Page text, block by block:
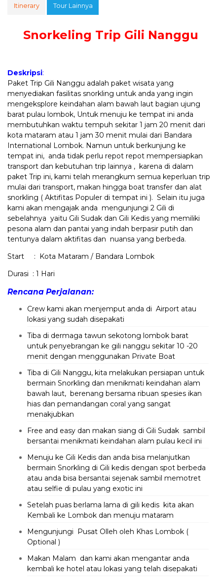
Itinerary Tour Lainnya
Snorkeling Trip Gili Nanggu
Deskripsi:
Paket Trip Gili Nanggu adalah paket wisata yang
menyediakan fasilitas snorkling untuk anda yang ingin
mengeksplore keindahan alam bawah laut bagian ujung
barat pulau lombok, Untuk menuju ke tempat ini anda
membutuhkan waktu tempuh sekitar 1 jam 20 menit dari
kota mataram atau 1 jam 30 menit mulai dari Bandara
International Lombok. Namun untuk berkunjung ke
tempat ini, anda tidak perlu repot repot mempersiapkan
transport dan kebutuhan trip lainnya , karena di dalam
paket Trip ini, kami telah merangkum semua keperluan trip
mulai dari transport, makan hingga boat transfer dan alat
snorkling ( Aktifitas Populer di tempat ini ). Selain itu juga
kami akan mengajak anda mengunjungi 2 Gili di
sebelahnya yaitu Gili Sudak dan Gili Kedis yang memiliki
pesona alam dan pantai yang indah berpasir putih dan
tentunya dalam aktifitas dan nuansa yang berbeda.
Start : Kota Mataram / Bandara Lombok
Durasi : 1 Hari
Rencana Perjalanan:
Crew kami akan menjemput anda di Airport atau
lokasi yang sudah disepakati
Tiba di dermaga tawun sekotong lombok barat
untuk penyebrangan ke gili nanggu sekitar 10 -20
menit dengan menggunakan Private Boat
Tiba di Gili Nanggu, kita melakukan persiapan untuk
bermain Snorkling dan menikmati keindahan alam
bawah laut, berenang bersama ribuan spesies ikan
hias dan pemandangan coral yang sangat
menakjubkan
Free and easy dan makan siang di Gili Sudak sambil
bersantai menikmati keindahan alam pulau kecil ini
Menuju ke Gili Kedis dan anda bisa melanjutkan
bermain Snorkling di Gili kedis dengan spot berbeda
atau anda bisa bersantai sejenak sambil memotret
atau selfie di pulau yang exotic ini
Setelah puas berlama lama di gili kedis kita akan
Kembali ke Lombok dan menuju mataram
Mengunjungi Pusat Olleh oleh Khas Lombok (
Optional )
Makan Malam dan kami akan mengantar anda
kembali ke hotel atau lokasi yang telah disepakati